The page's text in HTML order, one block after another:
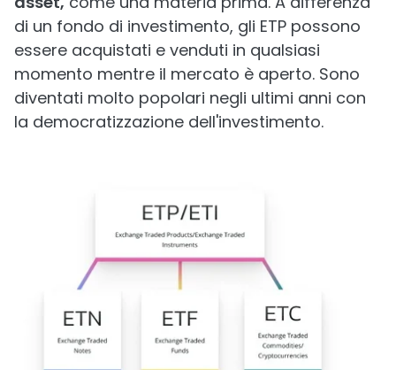
di un fondo di investimento, gli ETP possono
essere acquistati e venduti in qualsiasi
momento mentre il mercato è aperto. Sono
diventati molto popolari negli ultimi anni con
la democratizzazione dell'investimento.